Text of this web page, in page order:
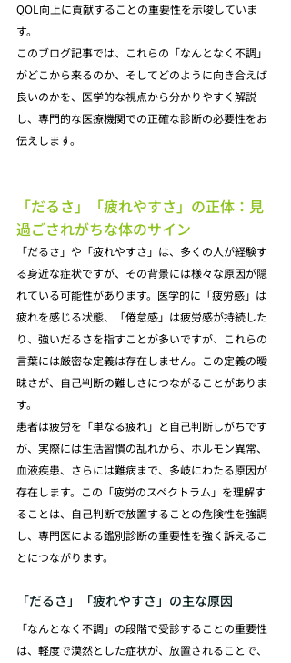
QOL向上に貢献することの重要性を示唆していま
す。
このブログ記事では、これらの「なんとなく不調」
がどこから来るのか、そしてどのように向き合えば
良いのかを、医学的な視点から分かりやすく解説
し、専門的な医療機関での正確な診断の必要性をお
伝えします。
「だるさ」「疲れやすさ」の正体：見
過ごされがちな体のサイン
「だるさ」や「疲れやすさ」は、多くの人が経験す
る身近な症状ですが、その背景には様々な原因が隠
れている可能性があります。医学的に「疲労感」は
疲れを感じる状態、「倦怠感」は疲労感が持続した
り、強いだるさを指すことが多いですが、これらの
言葉には厳密な定義は存在しません。この定義の曖
昧さが、自己判断の難しさにつながることがありま
す。
患者は疲労を「単なる疲れ」と自己判断しがちです
が、実際には生活習慣の乱れから、ホルモン異常、
血液疾患、さらには難病まで、多岐にわたる原因が
存在します。この「疲労のスペクトラム」を理解す
ることは、自己判断で放置することの危険性を強調
し、専門医による鑑別診断の重要性を強く訴えるこ
とにつながります。
「だるさ」「疲れやすさ」の主な原因
「なんとなく不調」の段階で受診することの重要性
は、軽度で漠然とした症状が、放置されることで、